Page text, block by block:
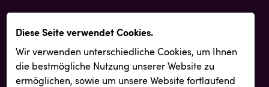
Diese Seite verwendet Cookies.
Wir verwenden unterschiedliche Cookies, um Ihnen
die best­mögliche Nutzung unserer Website zu
ermöglichen, sowie um unsere Website fortlaufend